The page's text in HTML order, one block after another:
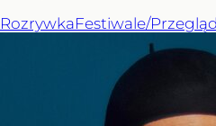
RozrywkaFestiwale/